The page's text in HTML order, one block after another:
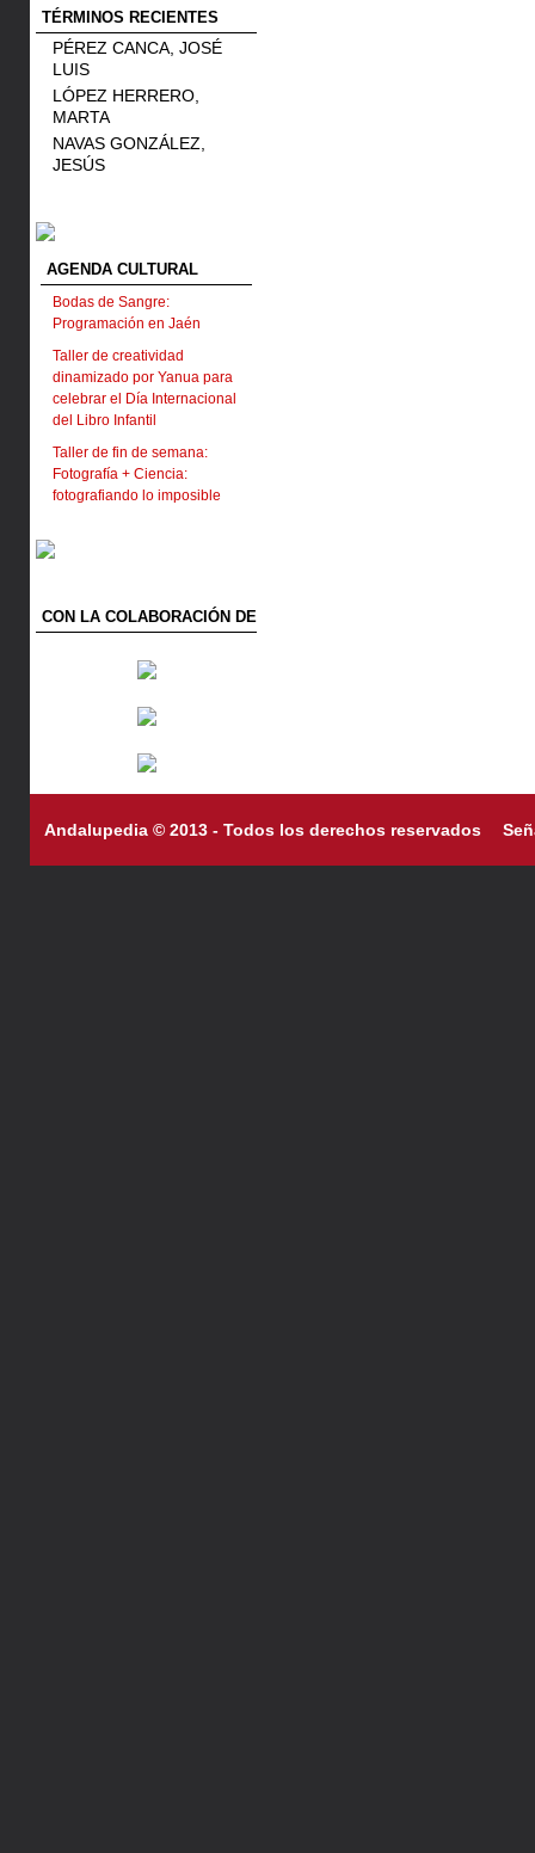
TÉRMINOS RECIENTES
PÉREZ CANCA, JOSÉ
LUIS
LÓPEZ HERRERO,
MARTA
NAVAS GONZÁLEZ,
JESÚS
AGENDA CULTURAL
Bodas de Sangre:
Programación en Jaén
Taller de creatividad
dinamizado por Yanua para
celebrar el Día Internacional
del Libro Infantil
Taller de fin de semana:
Fotografía + Ciencia:
fotografiando lo imposible
CON LA COLABORACIÓN DE
Andalupedia © 2013 - Todos los derechos reservados